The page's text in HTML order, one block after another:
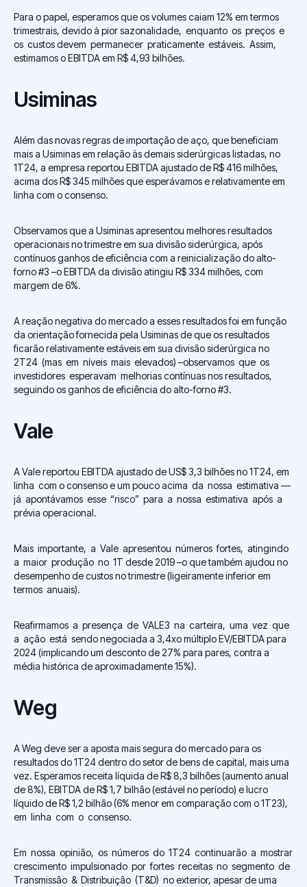
Para o papel, esperamos que os volumes caiam 12% em termos
trimestrais, devido à pior sazonalidade, enquanto os preços e
os custos devem permanecer praticamente estáveis. Assim,
estimamos o EBITDA em R$ 4,93 bilhões.
Usiminas
Além das novas regras de importação de aço, que beneficiam
mais a Usiminas em relação às demais siderúrgicas listadas, no
1T24, a empresa reportou EBITDA ajustado de R$ 416 milhões,
acima dos R$ 345 milhões que esperávamos e relativamente em
linha com o consenso.
Observamos que a Usiminas apresentou melhores resultados
operacionais no trimestre em sua divisão siderúrgica, após
contínuos ganhos de eficiência com a reinicialização do alto-
forno #3 –o EBITDA da divisão atingiu R$ 334 milhões, com
margem de 6%.
A reação negativa do mercado a esses resultados foi em função
da orientação fornecida pela Usiminas de que os resultados
ficarão relativamente estáveis em sua divisão siderúrgica no
2T24 (mas em níveis mais elevados) –observamos que os
investidores esperavam melhorias contínuas nos resultados,
seguindo os ganhos de eficiência do alto-forno #3.
Vale
A Vale reportou EBITDA ajustado de US$ 3,3 bilhões no 1T24, em
linha com o consenso e um pouco acima da nossa estimativa —
já apontávamos esse “risco” para a nossa estimativa após a
prévia operacional.
Mais importante, a Vale apresentou números fortes, atingindo
a maior produção no 1T desde 2019 –o que também ajudou no
desempenho de custos no trimestre (ligeiramente inferior em
termos anuais).
Reafirmamos a presença de VALE3 na carteira, uma vez que
a ação está sendo negociada a 3,4xo múltiplo EV/EBITDA para
2024 (implicando um desconto de 27% para pares, contra a
média histórica de aproximadamente 15%).
Weg
A Weg deve ser a aposta mais segura do mercado para os
resultados do 1T24 dentro do setor de bens de capital, mais uma
vez. Esperamos receita líquida de R$ 8,3 bilhões (aumento anual
de 8%), EBITDA de R$ 1,7 bilhão (estável no período) e lucro
líquido de R$ 1,2 bilhão (6% menor em comparação com o 1T23),
em linha com o consenso.
Em nossa opinião, os números do 1T24 continuarão a mostrar
crescimento impulsionado por fortes receitas no segmento de
Transmissão & Distribuição (T&D) no exterior, apesar de uma